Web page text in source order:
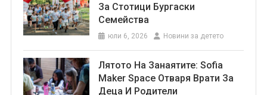
За Стотици Бургаски
Семейства
юли 6, 2026 Новини за детето
Лятото На Занаятите: Sofia
Maker Space Отваря Врати За
Деца И Родители